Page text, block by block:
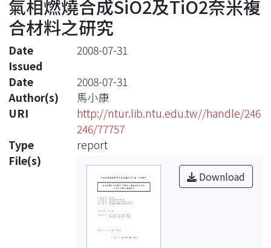
Statistics
氣相燃燒合成SiO2及TiO2奈米複
合材料之研究
Date
Issued
2008-07-31
Date
2008-07-31
Author(s)
馬小康
URI
http://ntur.lib.ntu.edu.tw//handle/246
246/77757
Type
report
File(s)
Download